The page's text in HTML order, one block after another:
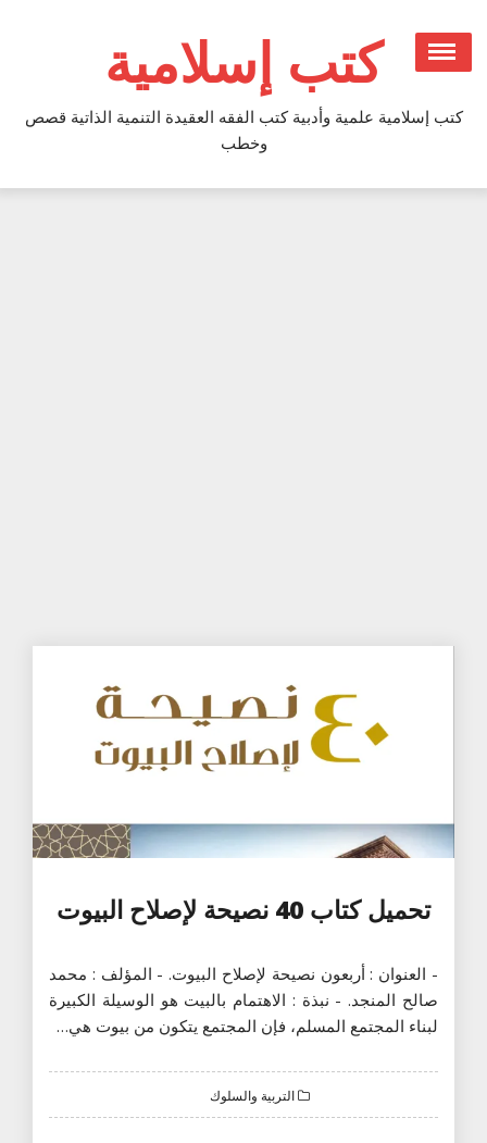
content
كتب إسلامية
كتب إسلامية علمية وأدبية كتب الفقه العقيدة التنمية الذاتية قصص
وخطب
تحميل كتاب 40 نصيحة لإصلاح البيوت
- العنوان : أربعون نصيحة لإصلاح البيوت. - المؤلف : محمد
صالح المنجد. - نبذة : الاهتمام بالبيت هو الوسيلة الكبيرة
لبناء المجتمع المسلم، فإن المجتمع يتكون من بيوت هي…
التربية والسلوك